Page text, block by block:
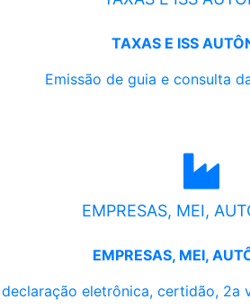
TAXAS E ISS
Emissão de guia e consulta
EMPRESAS, MEI,
EMPRESAS, MEI,
eletrônica, certidão, 2a